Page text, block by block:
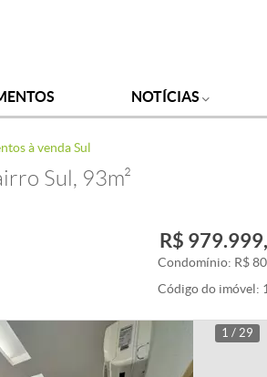
NOTÍCIAS
à venda Sul
Sul, 93m²
R$
Condomínio: R$
Código do imóvel:
1 / 29